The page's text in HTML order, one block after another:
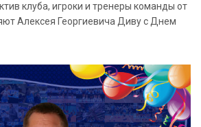
клуба, игроки и тренеры команды от
Алексея Георгиевича Диву с Днем